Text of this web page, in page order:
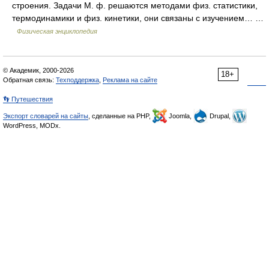
строения. Задачи М. ф. решаются методами физ. статистики,
термодинамики и физ. кинетики, они связаны с изучением… …
Физическая энциклопедия
18+
© Академик, 2000-2026
Обратная связь: Техподдержка Реклама на сайте
👣 Путешествия
Экспорт словарей на сайты , сделанные на PHP, Joomla,
Drupal,
WordPress, MODx.